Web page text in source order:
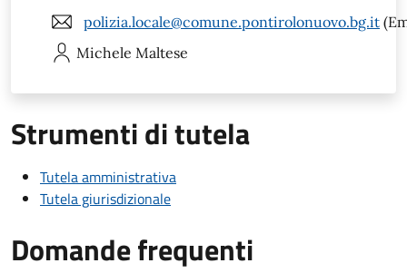
polizia.locale@comune.pontirolonuovo.bg.it
Michele Maltese
Strumenti di tutela
Tutela amministrativa
Tutela giurisdizionale
Domande frequenti